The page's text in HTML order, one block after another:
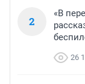
2
«В
26